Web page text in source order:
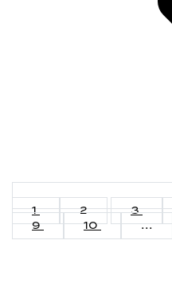
1 2 3
9
10 ...